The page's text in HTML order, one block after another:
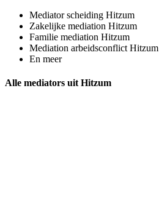
Mediator scheiding Hitzum
Zakelijke mediation Hitzum
Familie mediation Hitzum
Mediation arbeidsconflict Hitzum
En meer
Alle mediators uit Hitzum